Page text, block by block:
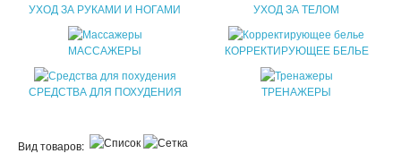
КОРЕЙСКАЯ КОСМЕТИКА
КОСМЕТИЧКИ
ПУЗЫРЬКОВЫЕ МАСКИ
УХОД ЗА РУКАМИ И НОГАМИ УХОД ЗА ТЕЛОМ
МАССАЖЕРЫ КОРРЕКТИРУЮЩЕЕ БЕЛЬЕ
СРЕДСТВА ДЛЯ ПОХУДЕНИЯ ТРЕНАЖЕРЫ
Вид товаров: